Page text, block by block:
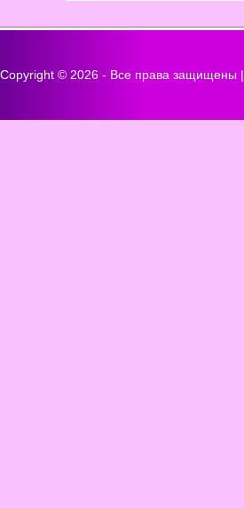
Copyright © 2026 - Все права защищены |